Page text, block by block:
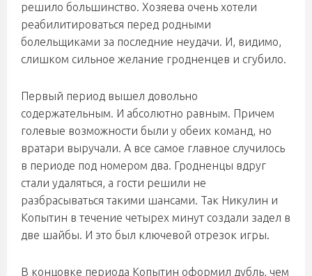
решило большинство. Хозяева очень хотели
реабилитироваться перед родными
болельщиками за последние неудачи. И, видимо,
слишком сильное желание гродненцев и сгубило.
Первый период вышел довольно
содержательным. И абсолютно равным. Причем
голевые возможности были у обеих команд, но
вратари выручали. А все самое главное случилось
в периоде под номером два. Гродненцы вдруг
стали удаляться, а гости решили не
разбрасываться такими шансами. Так Никулин и
Копытин в течение четырех минут создали задел в
две шайбы. И это был ключевой отрезок игры.
В концовке периода Копытин оформил дубль, чем